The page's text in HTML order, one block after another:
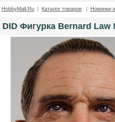
HobbyMall.Ru | Каталог товаров | Новинки
DID Фигурка Bernard